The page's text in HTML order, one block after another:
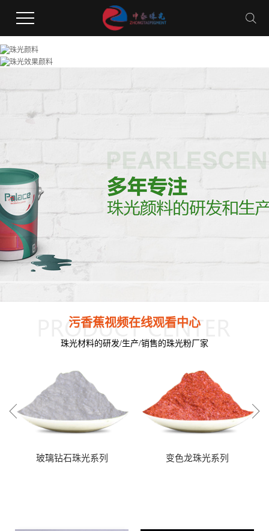
香蕉视频在线下载,污香蕉视频在线观看,黄色香蕉视频APP,污香蕉视频在线下载
污香蕉视频在线观看中心
珠光材料的研发/生产/销售的珠光粉厂家
玻璃钻石珠光系列 变色龙珠光系列